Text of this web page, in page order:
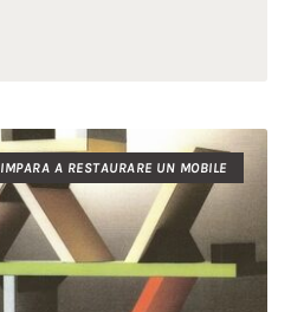
IMPARA A RESTAURARE UN MOBILE